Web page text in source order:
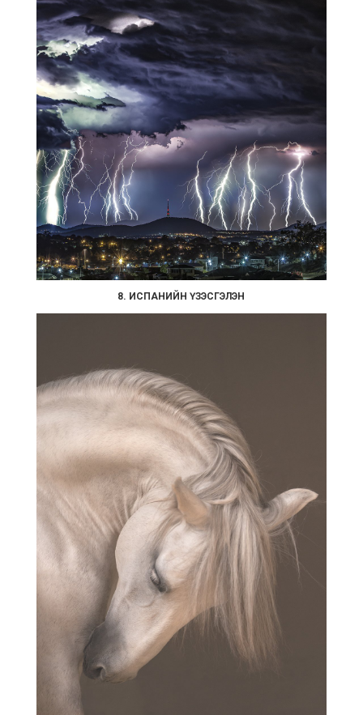
8. ИСПАНИЙН ҮЗЭСГЭЛЭН